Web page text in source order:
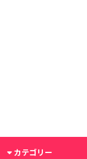
カテゴリー